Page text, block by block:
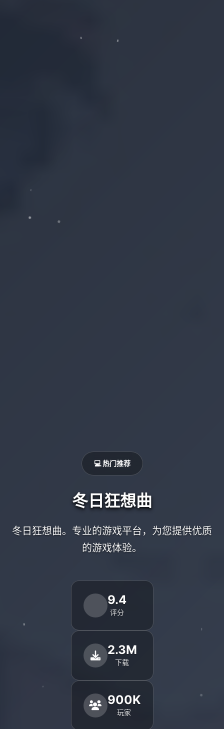
💻 热门推荐
冬日狂想曲
冬日狂想曲。专业的游戏平台，为您提供优质
的游戏体验。
9.4
评分
2.3M
下载
900K
玩家